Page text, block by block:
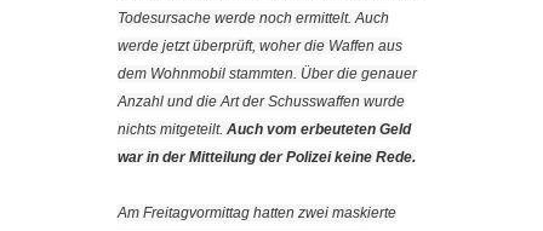
Todesursache werde noch ermittelt. Auch
werde jetzt überprüft, woher die Waffen aus
dem Wohnmobil stammten. Über die genauer
Anzahl und die Art der Schusswaffen wurde
nichts mitgeteilt. Auch vom erbeuteten Geld
war in der Mitteilung der Polizei keine Rede.
Am Freitagvormittag hatten zwei maskierte